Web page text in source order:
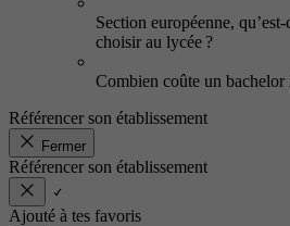
Section européenne,
choisir au lycée ?
Combien coûte un
Référencer son établissement
Fermer
Référencer son établissement
Ajouté à tes favoris